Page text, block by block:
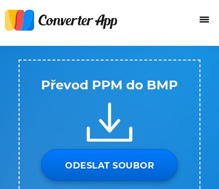
Převod PPM do BMP
ODESLAT SOUBOR